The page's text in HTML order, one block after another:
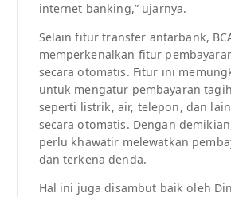
internet banking,” ujarnya.
Selain fitur transfer antarbank,
memperkenalkan fitur
secara otomatis. Fitur ini
untuk mengatur pembayaran
seperti listrik, air, telepon, dan
secara otomatis. Dengan
perlu khawatir melewatkan
dan terkena denda.
Hal ini juga disambut baik oleh